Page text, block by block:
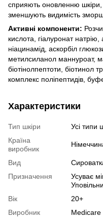
сприяють оновленню шкіри,
зменшують видимість
Активні компоненти:
кислота, гіалуронат
ніацинамід, аскорбіл
метилсиланол маннуроат,
біотінолпептоти, біотинол
комплекс поліпептидів,
Характеристики
Тип шкіри
Усі типи
Країна
виробник
Вид
Призначення
Усуває
Вік
20+
Виробник
Medicare